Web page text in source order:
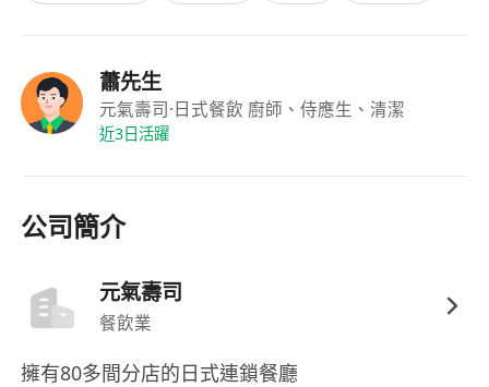
具競爭力時薪，按實際工作時數計算，每月準時
發放薪酬；
蕭先生
元氣壽司·日式餐飲 廚師、侍應生、清潔
近3日活躍
公司簡介
元氣壽司
餐飲業
擁有80多間分店的日式連鎖餐廳